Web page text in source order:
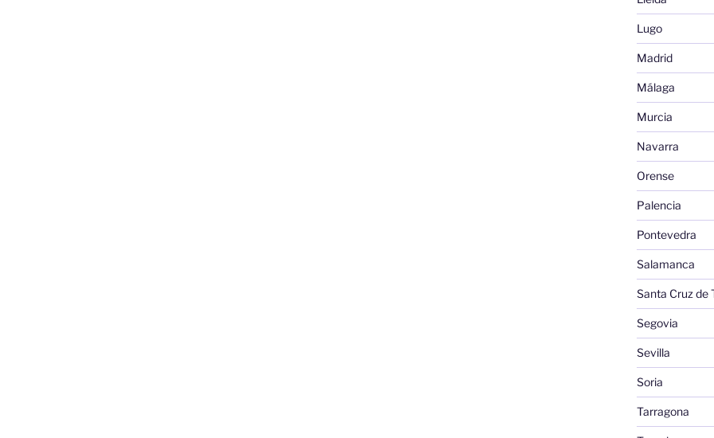
Lugo
Madrid
Málaga
Murcia
Navarra
Orense
Palencia
Pontevedra
Salamanca
Santa Cruz de
Segovia
Sevilla
Soria
Tarragona